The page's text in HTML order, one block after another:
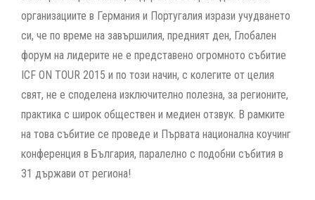
организациите в Германия и Португалия изрази учудването
си, че по време на завършилия, предният ден, Глобален
форум на лидерите не е представено огромното събитие
ICF ON TOUR 2015 и по този начин, с колегите от целия
свят, не е споделена изключително полезна, за регионите,
практика с широк обществен и медиен отзвук. В рамките
на това събитие се проведе и Първата национална коучинг
конференция в България, паралелно с подобни събития в
31 държави от региона!